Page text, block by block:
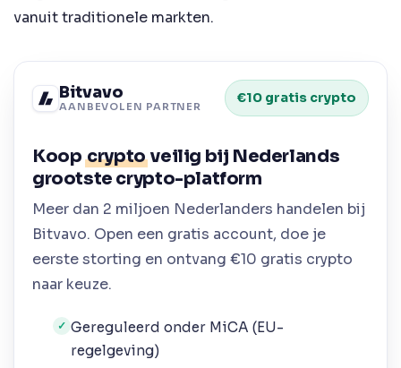
vanuit traditionele markten.
Bitvavo
AANBEVOLEN PARTNER
€10 gratis crypto
Koopcryptoveilig bij Nederlands
grootste crypto-platform
Meer dan 2 miljoen Nederlanders handelen bij
Bitvavo. Open een gratis account, doe je
eerste storting en ontvang €10 gratis crypto
naar keuze.
✓ Gereguleerd onder MiCA (EU-
regelgeving)